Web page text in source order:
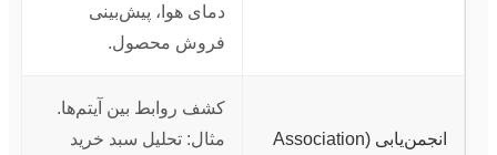
دمای هوا، پیش‌بینی
فروش محصول.
انجمن‌یابی (Association
کشف روابط بین آیتم‌ها.
مثال: تحلیل سبد خرید